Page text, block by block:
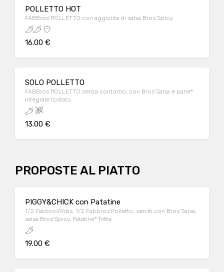
POLLETTO HOT
FABBros’POLLETTO con aggiunta di salsa Bros’Spicy.
16.00 €
SOLO POLLETTO
FABBros’POLLETTO senza contorno, con Bros’Salsa e pane*
integrale tostato.
13.00 €
PROPOSTE AL PIATTO
PIGGY&CHICK con Patatine
1/2 Fabbros'Ribs, 1/2 Fabbros’Polletto, serviti con Bros’Salsa,
salsa Bros’Spicy, Patatine* fritte
19.00 €